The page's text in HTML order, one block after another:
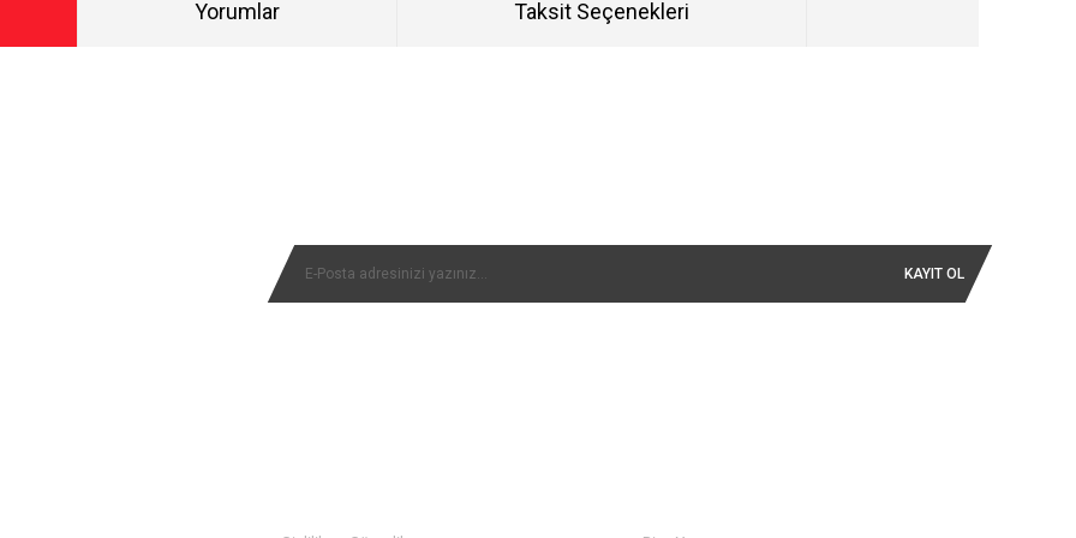
Yorumlar Taksit Seçenekleri
Yorum Yaz KAYIT OL